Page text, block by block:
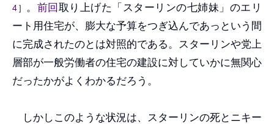
4 ］ 。 前回取り上げた「スターリンの七姉妹」のエリ
ート用住宅が、膨大な予算をつぎ込んであっという間
に完成されたのとは対照的である。スターリンや党上
層部が一般労働者の住宅の建設に対していかに無関心
だったかがよくわかるだろう。
しかしこのような状況は、スターリンの死とニキー